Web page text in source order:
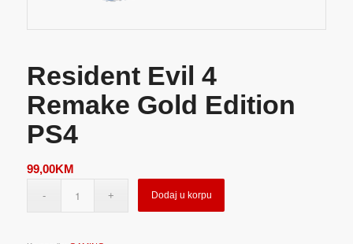
Resident Evil 4
Remake Gold Edition
PS4
99,00KM
Dodaj u korpu